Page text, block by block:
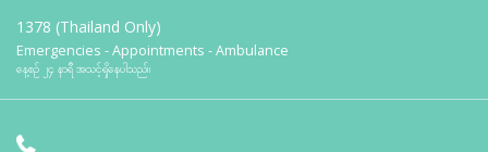
1378 (Thailand Only)
Emergencies - Appointments - Ambulance
နေ့စဉ် ၂၄ နာရီ အသင့်ရှိနေပါသည်။